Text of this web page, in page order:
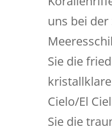
uns bei
Sie die
Cielo/El
Sie die